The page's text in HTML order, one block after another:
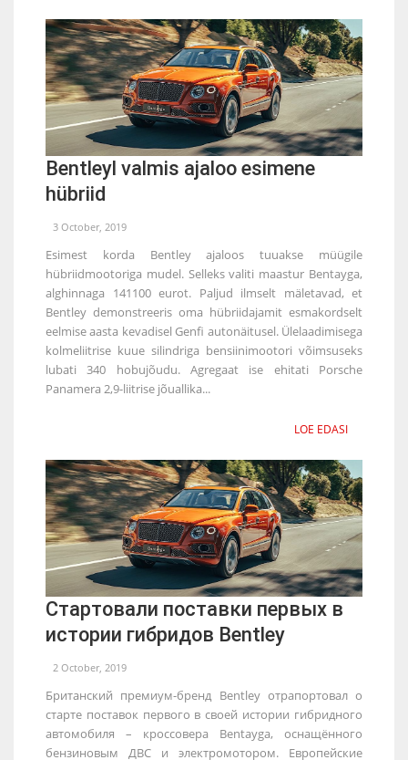
Bentleyl valmis ajaloo esimene
hübriid
3 October, 2019
Esimest korda Bentley ajaloos tuuakse müügile
hübriidmootoriga mudel. Selleks valiti maastur Bentayga,
alghinnaga 141100 eurot. Paljud ilmselt mäletavad, et
Bentley demonstreeris oma hübriidajamit esmakordselt
eelmise aasta kevadisel Genfi autonäitusel. Ülelaadimisega
kolmeliitrise kuue silindriga bensiinimootori võimsuseks
lubati 340 hobujõudu. Agregaat ise ehitati Porsche
Panamera 2,9-liitrise jõuallika...
LOE EDASI
Стартовали поставки первых в
истории гибридов Bentley
2 October, 2019
Британский премиум-бренд Bentley отрапортовал о
старте поставок первого в своей истории гибридного
автомобиля – кроссовера Bentayga, оснащённого
бензиновым ДВС и электромотором. Европейские